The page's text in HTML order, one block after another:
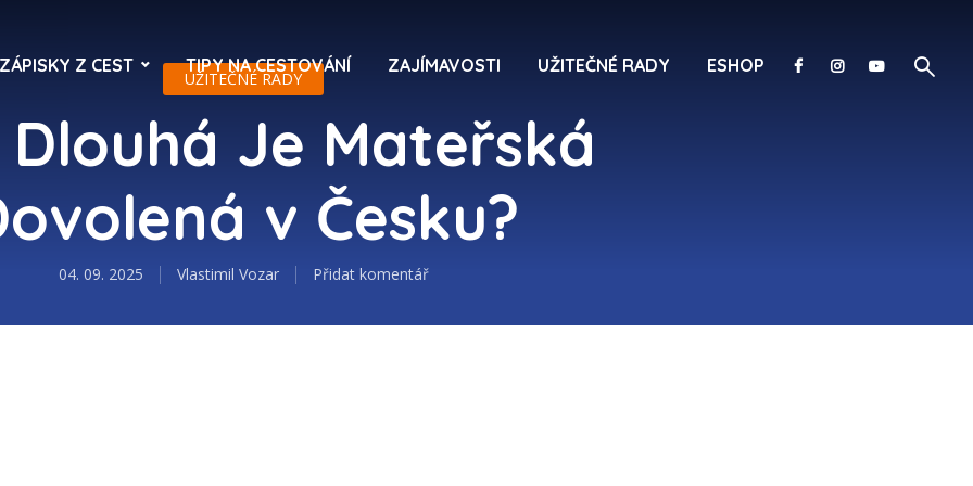
ZÁPISKY Z CEST TIPY NA CESTOVÁNÍ ZAJÍMAVOSTI UŽITEČNÉ RADY ESHOP
UŽITEČNÉ RADY
Je Mateřská
v Česku?
04. 09. 2025 Vlastimil Vozar Přidat komentář